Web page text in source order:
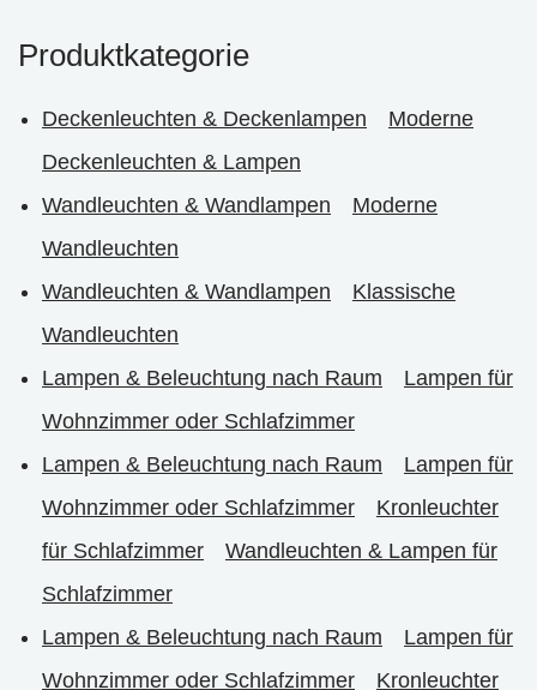
Produktkategorie
Deckenleuchten & Deckenlampen
Moderne
Deckenleuchten & Lampen
Wandleuchten & Wandlampen
Moderne
Wandleuchten
Wandleuchten & Wandlampen
Klassische
Wandleuchten
Lampen & Beleuchtung nach Raum
Lampen für
Wohnzimmer oder Schlafzimmer
Lampen & Beleuchtung nach Raum
Lampen für
Wohnzimmer oder Schlafzimmer
Kronleuchter
für Schlafzimmer
Wandleuchten & Lampen für
Schlafzimmer
Lampen & Beleuchtung nach Raum
Lampen für
Wohnzimmer oder Schlafzimmer
Kronleuchter